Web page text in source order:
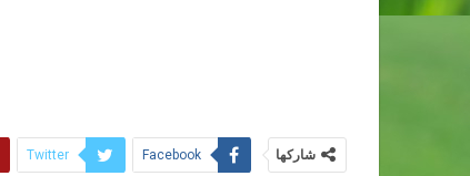
شاركها Facebook
Twitter